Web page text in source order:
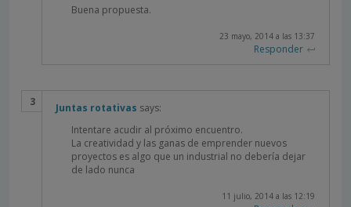
23 mayo, 2014 a las 13:37
Buena propuesta.
Responder
Juntas rotativas says:
11 julio, 2014 a las 12:19
Intentare acudir al próximo encuentro.
La creatividad y las ganas de emprender nuevos
proyectos es algo que un industrial no debería dejar
de lado nunca